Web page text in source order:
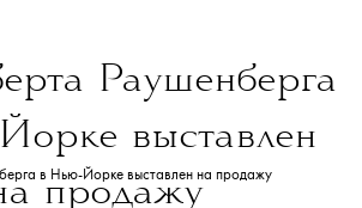
Раушенберга
выставлен
продажу